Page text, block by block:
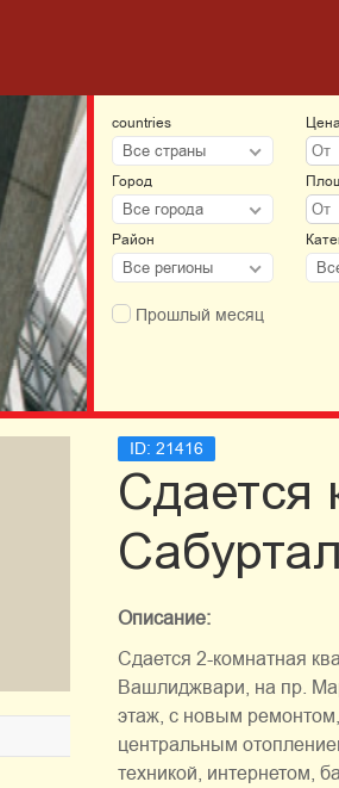
countries
Все страны
Город
Все города
Район
Все регионы
Прошлый месяц
ID: 21416
Сдается
Описание:
Сдается 2-комнатная
Вашлиджвари, на пр.
этаж, с новым ремонтом,
центральным
техникой, интернетом,